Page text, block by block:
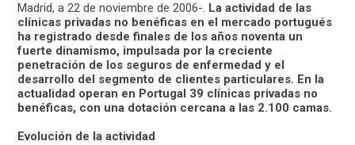
Madrid, a 22 de noviembre de 2006-. La actividad de las
clínicas privadas no benéficas en el mercado portugués
ha registrado desde finales de los años noventa un
fuerte dinamismo, impulsada por la creciente
penetración de los seguros de enfermedad y el
desarrollo del segmento de clientes particulares. En la
actualidad operan en Portugal 39 clínicas privadas no
benéficas, con una dotación cercana a las 2.100 camas.
Evolución de la actividad